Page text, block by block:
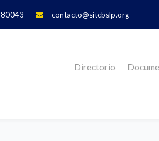
contacto@sitcbslp.org
Directorio